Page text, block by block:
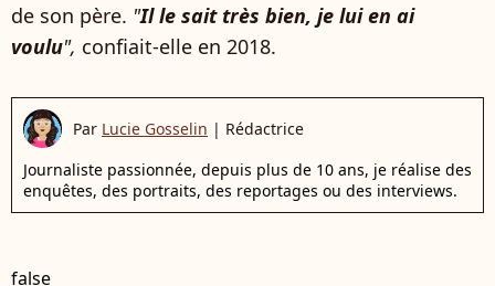
de son père. "Il le sait très bien, je lui en ai
voulu", confiait-elle en 2018.
Par Lucie Gosselin | Rédactrice
Journaliste passionnée, depuis plus de 10 ans, je réalise des
enquêtes, des portraits, des reportages ou des interviews.
false